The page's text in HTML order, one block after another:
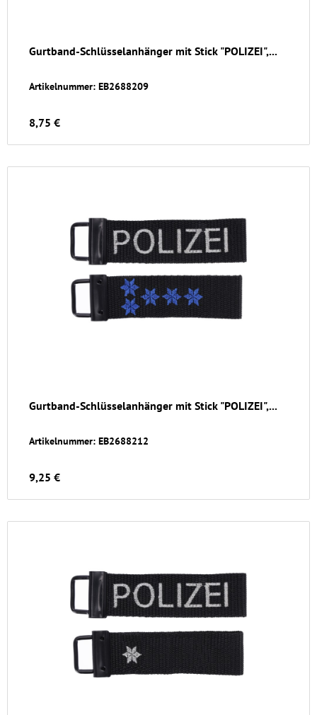
Gurtband-Schlüsselanhänger mit Stick "POLIZEI",...
Artikelnummer: EB2688209
8,75 €
Gurtband-Schlüsselanhänger mit Stick "POLIZEI",...
Artikelnummer: EB2688212
9,25 €